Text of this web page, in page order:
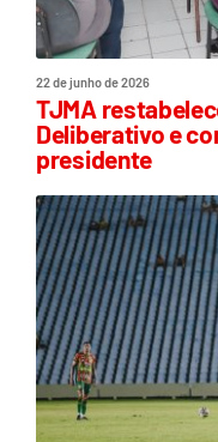
22 de junho de 2026
TJMA
Deliberativo e
presidente